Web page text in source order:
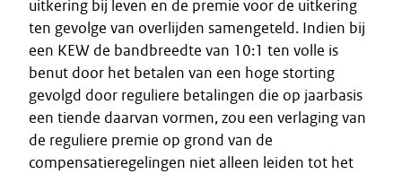
uitkering bij leven en de premie voor de uitkering
ten gevolge van overlijden samengeteld. Indien bij
een KEW de bandbreedte van 10:1 ten volle is
benut door het betalen van een hoge storting
gevolgd door reguliere betalingen die op jaarbasis
een tiende daarvan vormen, zou een verlaging van
de reguliere premie op grond van de
compensatieregelingen niet alleen leiden tot het